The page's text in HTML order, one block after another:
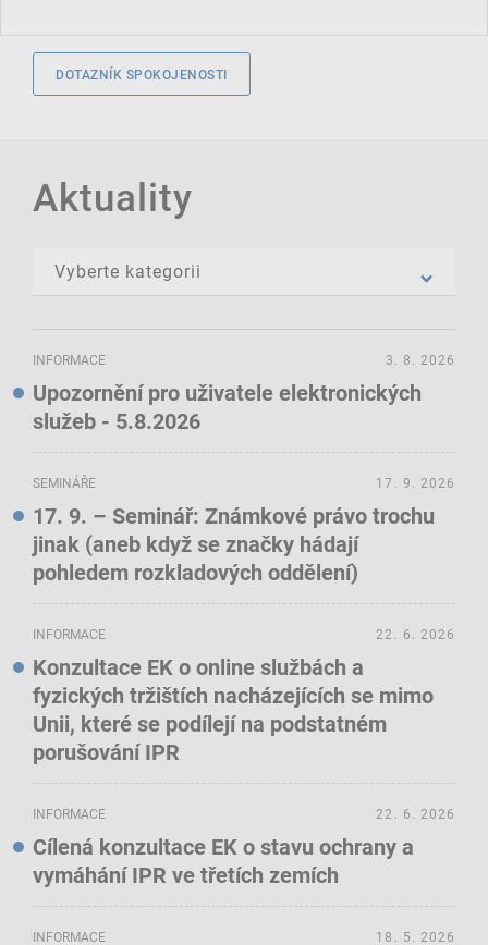
DOTAZNÍK SPOKOJENOSTI
Aktuality
INFORMACE
Upozornění pro uživatele elektronických
služeb - 5.8.2026
3. 8. 2026
SEMINÁŘE
17. 9. – Seminář: Známkové právo trochu
jinak (aneb když se značky hádají
pohledem rozkladových oddělení)
17. 9. 2026
INFORMACE
Konzultace EK o online službách a
fyzických tržištích nacházejících se mimo
Unii, které se podílejí na podstatném
porušování IPR
22. 6. 2026
INFORMACE
Cílená konzultace EK o stavu ochrany a
vymáhání IPR ve třetích zemích
22. 6. 2026
INFORMACE 18. 5. 2026